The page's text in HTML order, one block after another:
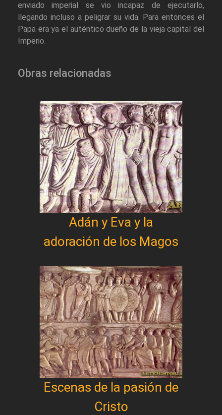
enviado imperial se vio incapaz de ejecutarlo,
llegando incluso a peligrar su vida. Para entonces el
Papa era ya el auténtico dueño de la vieja capital del
Imperio.
Obras relacionadas
Adán y Eva y la
adoración de los Magos
Escenas de la pasión de
Cristo